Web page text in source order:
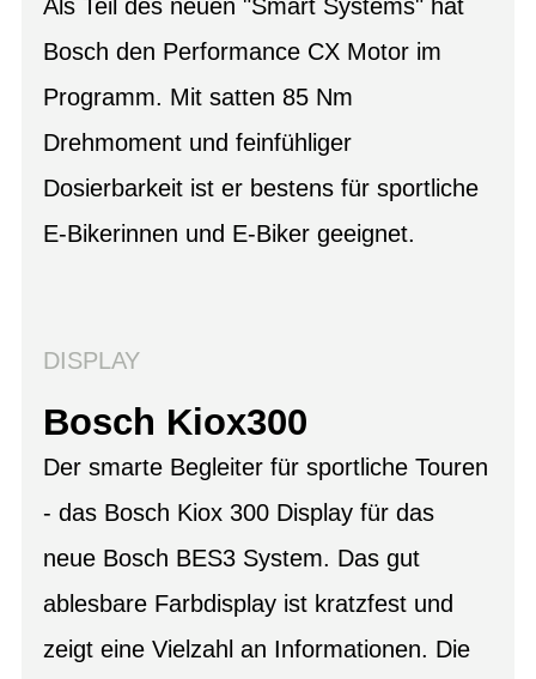
Als Teil des neuen "Smart Systems" hat
Bosch den Performance CX Motor im
Programm. Mit satten 85 Nm
Drehmoment und feinfühliger
Dosierbarkeit ist er bestens für sportliche
E-Bikerinnen und E-Biker geeignet.
DISPLAY
Bosch Kiox300
Der smarte Begleiter für sportliche Touren
- das Bosch Kiox 300 Display für das
neue Bosch BES3 System. Das gut
ablesbare Farbdisplay ist kratzfest und
zeigt eine Vielzahl an Informationen. Die